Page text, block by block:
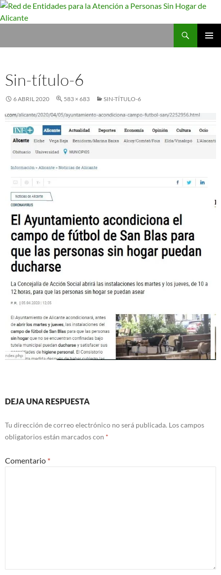
Saltar
al
Sin-título-6
6 ABRIL 2020 583 × 683 SIN-TÍTULO-6
DEJA UNA RESPUESTA
Tu dirección de correo electrónico no será publicada. Los campos
obligatorios están marcados con *
Comentario *